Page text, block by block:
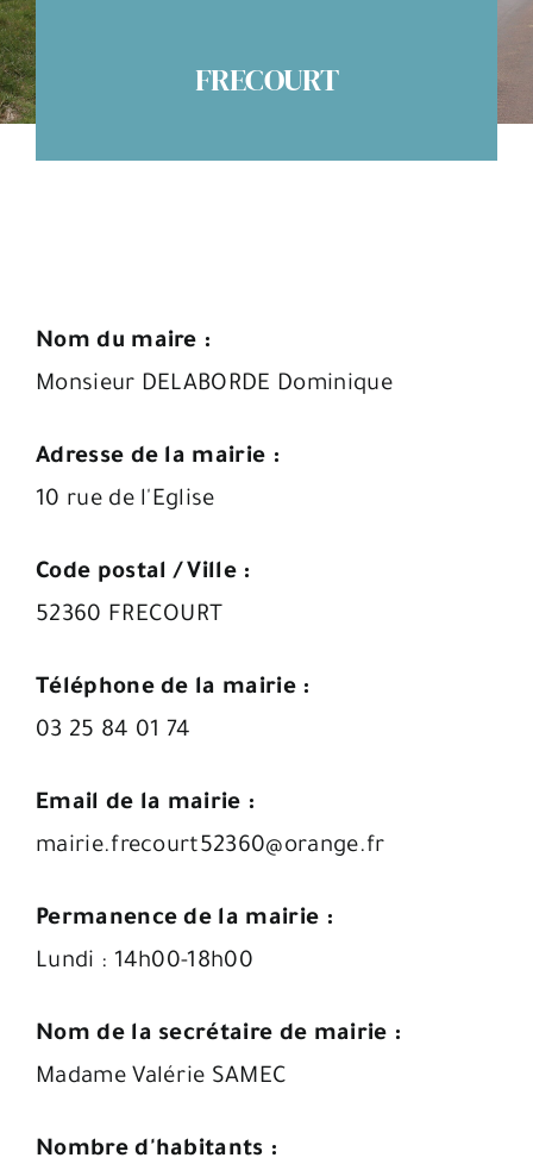
Espace citoyens
FRECOURT
Nom du maire :
Monsieur DELABORDE Dominique
Adresse de la mairie :
10 rue de l'Eglise
Code postal / Ville :
52360 FRECOURT
Téléphone de la mairie :
03 25 84 01 74
Email de la mairie :
mairie.frecourt52360@orange.fr
Permanence de la mairie :
Lundi : 14h00-18h00
Nom de la secrétaire de mairie :
Madame Valérie SAMEC
Nombre d'habitants :